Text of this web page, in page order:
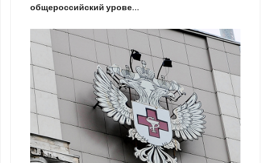
общероссийский урове...